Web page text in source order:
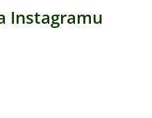
Instagramu